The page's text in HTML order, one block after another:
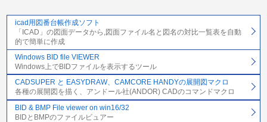
icad用図番台帳作成ソフト
「ICAD」の図面データから,図面ファイル名と図名の対比一覧表を自動
的で簡単に作成
Windows BID file VIEWER
Windows上でBIDファイルを表示するツール
CADSUPER と EASYDRAW、CAMCORE HANDYの展開図マクロ
各種の展開図を描く、アンドール社(ANDOR) CADのコマンドマクロ
BID & BMP File viewer on win16/32
BIDとBMPのファイルビュアー